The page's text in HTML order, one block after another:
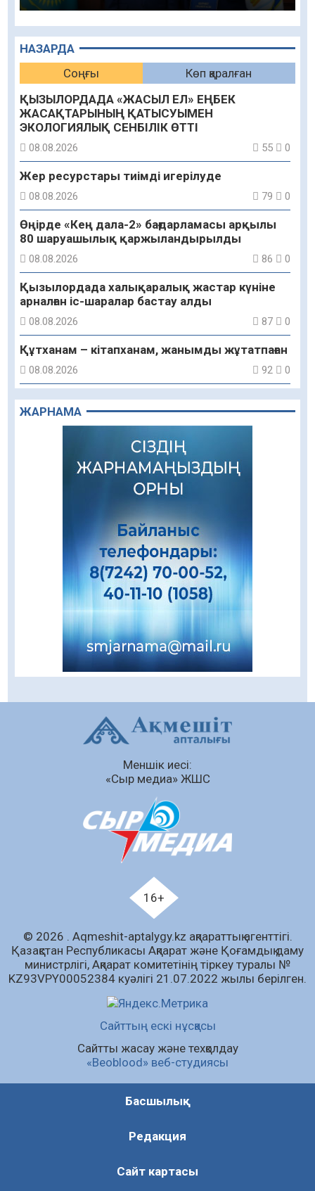
НАЗАРДА
Соңғы
Көп қаралған
ҚЫЗЫЛОРДАДА «ЖАСЫЛ ЕЛ» ЕҢБЕК
ЖАСАҚТАРЫНЫҢ ҚАТЫСУЫМЕН
ЭКОЛОГИЯЛЫҚ СЕНБІЛІК ӨТТІ
08.08.2026 55 0
Жер ресурстары тиімді игерілуде
08.08.2026 79 0
Өңірде «Кең дала-2» бағдарламасы арқылы
80 шаруашылық қаржыландырылды
08.08.2026 86 0
Қызылордада халықаралық жастар күніне
арналған іс-шаралар бастау алды
08.08.2026 87 0
Құтханам – кітапханам, жанымды жұтатпаған
08.08.2026 92 0
Құрылыс қарқыны – қала дамуының айғағы
08.08.2026
Зәулім ғимараттарда туған жерді түлеткен
азаматтардың қолтаңбасы бар
Еңбегі ерлікпен тең мамандық
Даналықтың шырағданы, ой-сананың
шамшырағы
08.08.2026
Кенеге қарсы залалсыздандыру жұмыстары
жүргізілуде
07.08.2026
Сыбайлас жемқорлық
Аумақтан тыс соттылық – сот төрелігінің
ашықтығы мен қолжетімділігін арттыру
«Дауыс беру учаскесін қалай табуға болады?»￼
07.08.2026 71 0
Барлық жаңалық
ЖАРНАМА
Меншік иесі:
«Сыр медиа» ЖШС
16+
© 2026 . Аqmeshit-aptalygy.kz ақпараттық агенттігі.
Қазақстан Республикасы Ақпарат және Қоғамдық даму
министрлігі, Ақпарат комитетінің тіркеу туралы №
KZ93VPY00052384 куәлігі 21.07.2022 жылы берілген.
Сайттың ескі нұсқасы
Сайтты жасау және техқолдау
«Beoblood» веб-студиясы
Басшылық
Редакция
Сайт картасы